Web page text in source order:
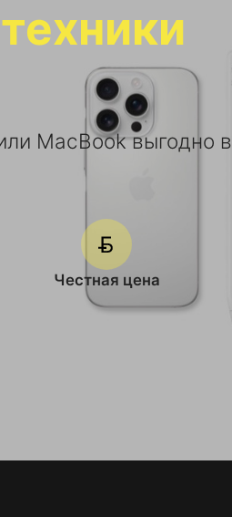
MacBook выгодно в
Честная цена